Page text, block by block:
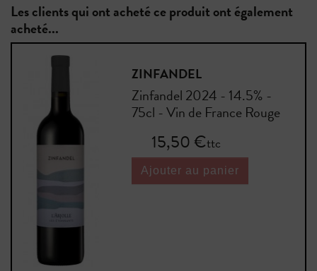
Les clients qui ont acheté ce produit ont également
acheté...
ZINFANDEL
Zinfandel 2024 - 14.5% -
75cl - Vin de France Rouge
Prix15,50 €ttc
Ajouter au panier